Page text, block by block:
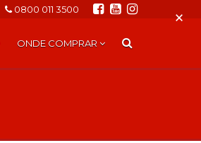
0800 011 3500
ONDE COMPRAR
×